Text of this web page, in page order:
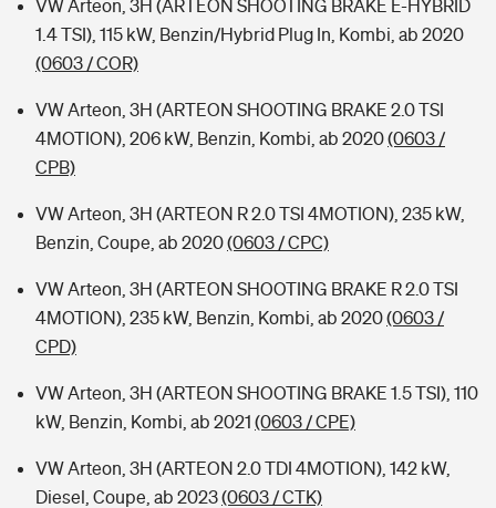
VW Arteon, 3H (ARTEON SHOOTING BRAKE E-HYBRID
1.4 TSI), 115 kW, Benzin/Hybrid Plug In, Kombi, ab 2020
(0603 / COR)
VW Arteon, 3H (ARTEON SHOOTING BRAKE 2.0 TSI
4MOTION), 206 kW, Benzin, Kombi, ab 2020(0603 /
CPB)
VW Arteon, 3H (ARTEON R 2.0 TSI 4MOTION), 235 kW,
Benzin, Coupe, ab 2020(0603 / CPC)
VW Arteon, 3H (ARTEON SHOOTING BRAKE R 2.0 TSI
4MOTION), 235 kW, Benzin, Kombi, ab 2020(0603 /
CPD)
VW Arteon, 3H (ARTEON SHOOTING BRAKE 1.5 TSI), 110
kW, Benzin, Kombi, ab 2021 (0603 / CPE)
VW Arteon, 3H (ARTEON 2.0 TDI 4MOTION), 142 kW,
Diesel, Coupe, ab 2023(0603 / CTK)